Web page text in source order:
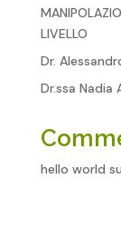
LIVELLO
Dr.
Dr.ssa Nadia
hello world su